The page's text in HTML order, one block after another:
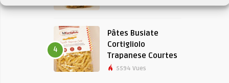
4
Pâtes Busiate
Cortigliolo
Trapanese Courtes
5594 Vues